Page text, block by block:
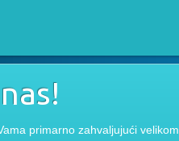
primarno zahvaljujući